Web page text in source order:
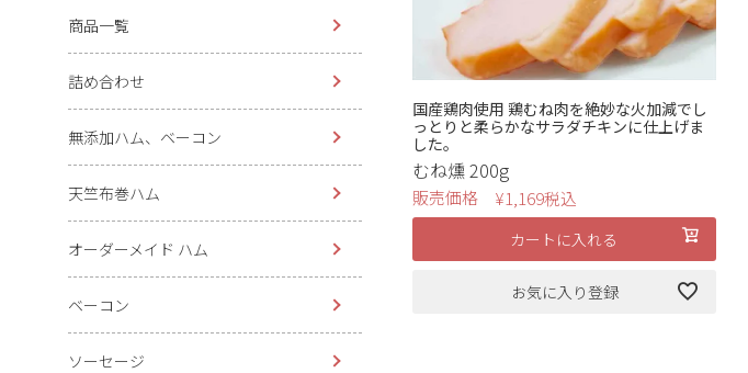
商品一覧
詰め合わせ
無添加ハム、ベーコン
天竺布巻ハム
オーダーメイド ハム
ベーコン
ソーセージ
国産鶏肉使用 鶏むね肉を絶妙な火加減でし
っとりと柔らかなサラダチキンに仕上げま
した。
むね燻 200g
販売価格 ¥1,169税込
カートに入れる
お気に入り登録